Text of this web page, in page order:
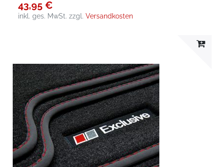
43,95 €
inkl. ges. MwSt. zzgl.Versandkosten